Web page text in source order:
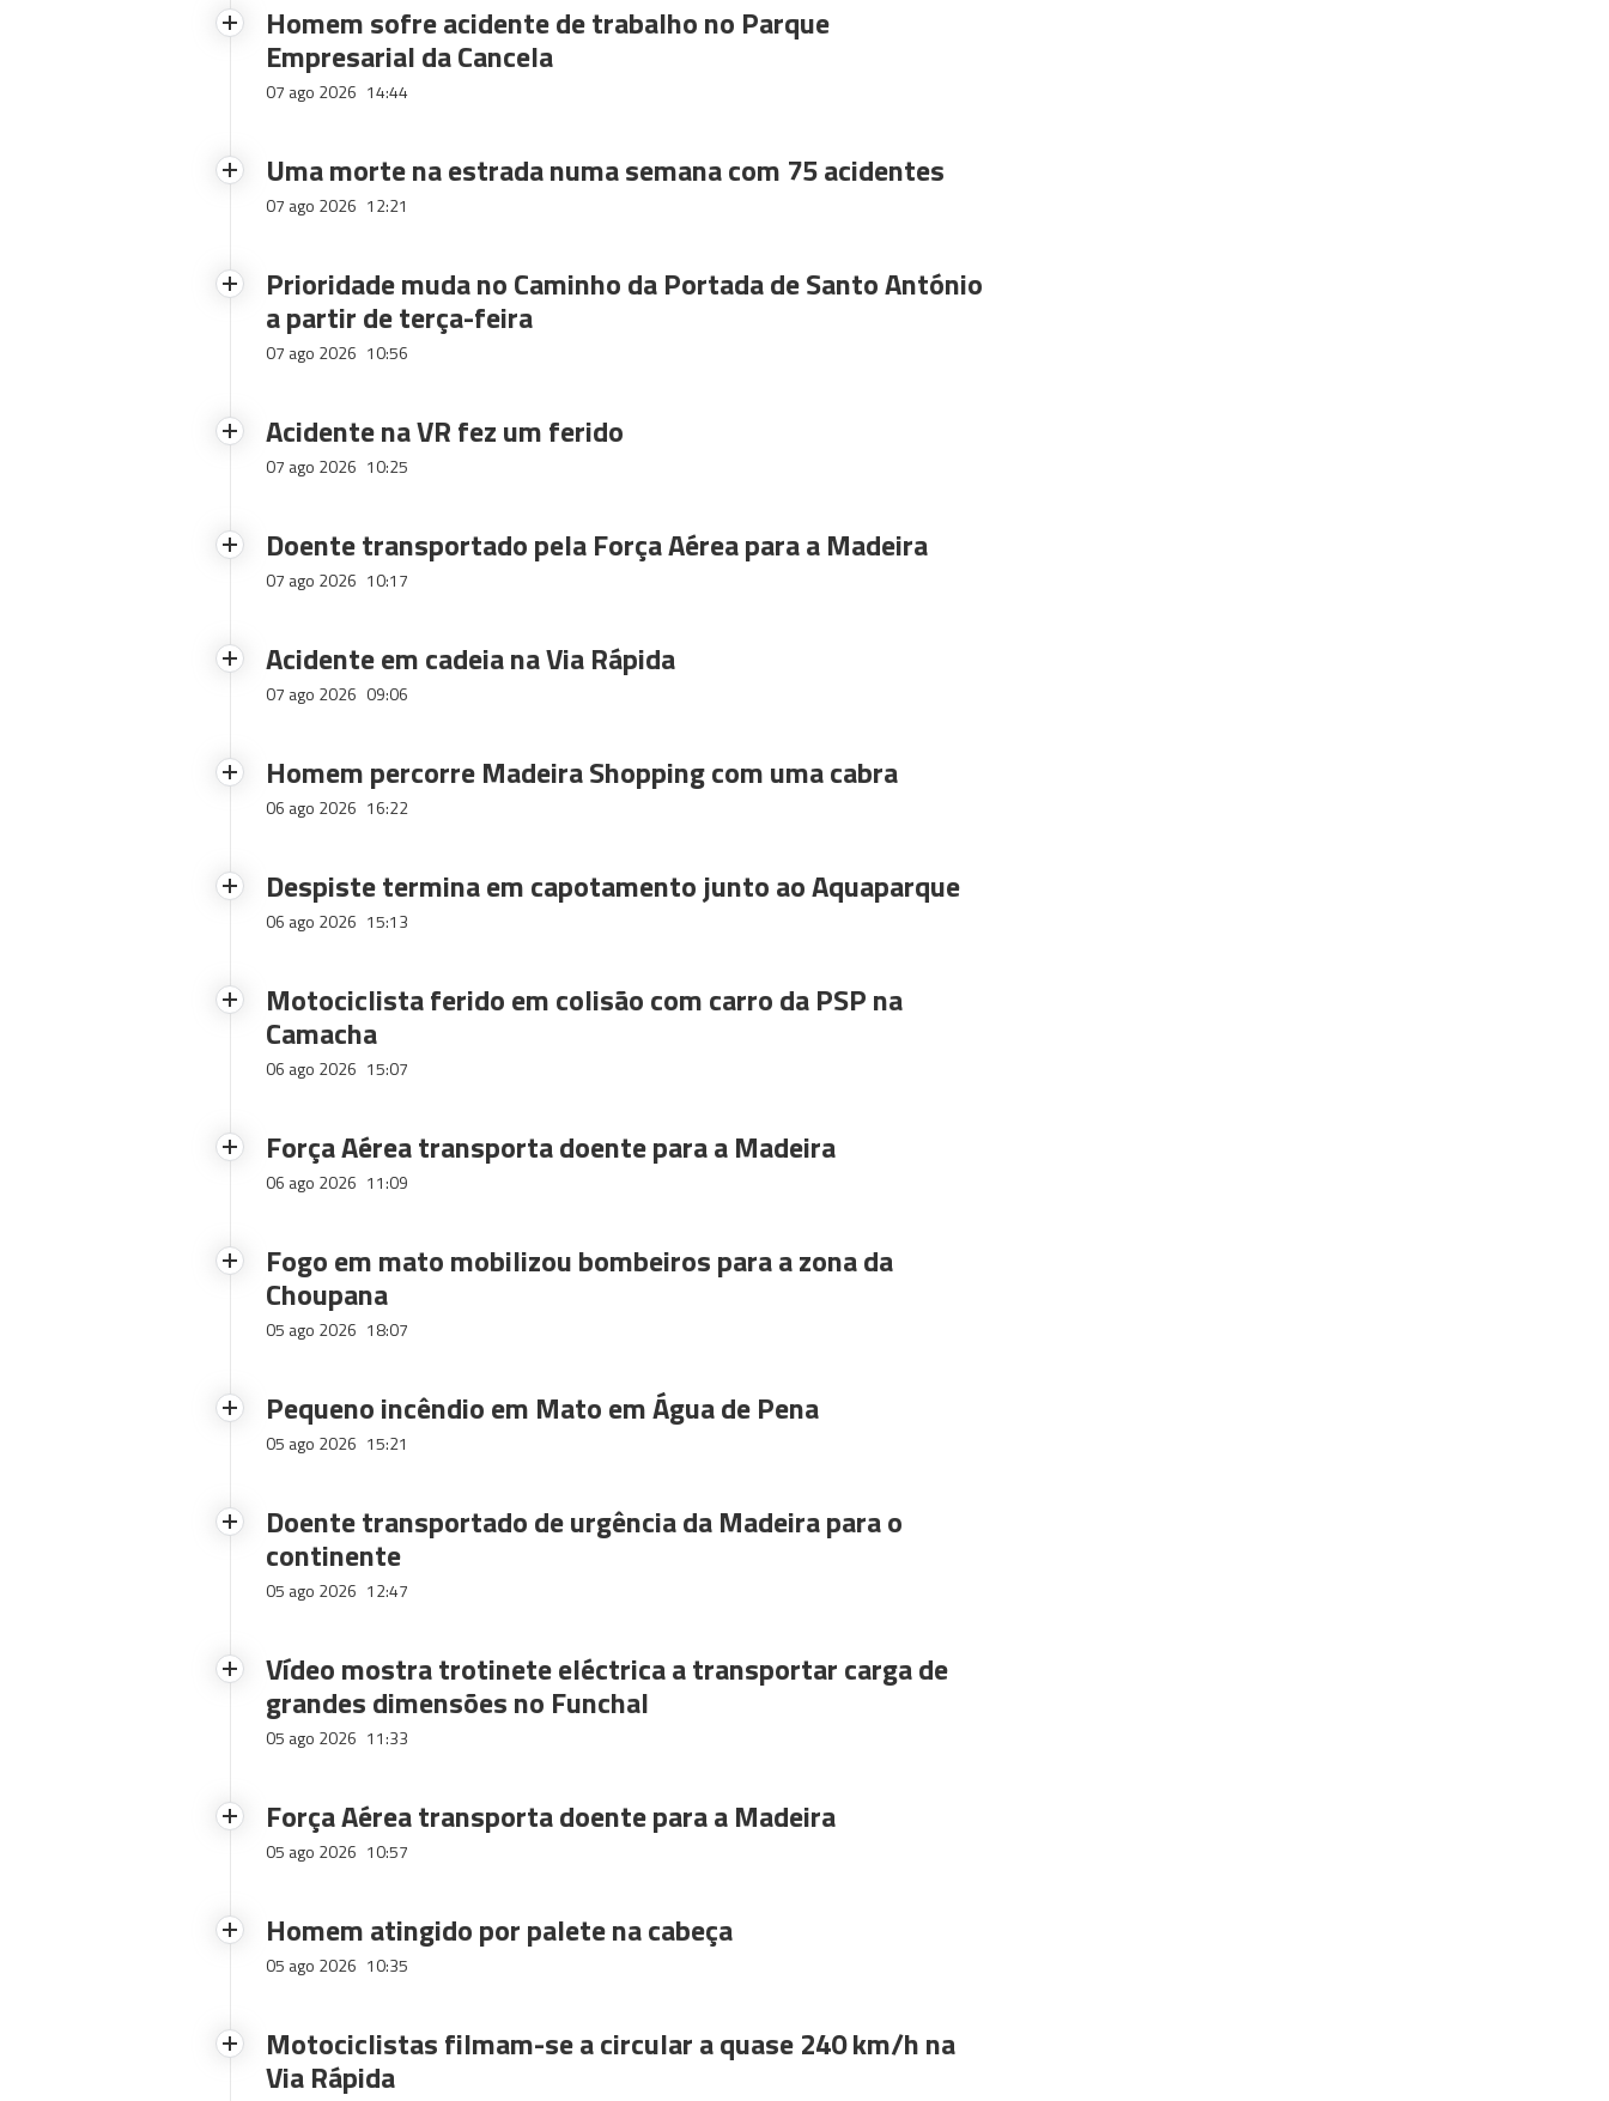
Homem sofre acidente de trabalho no Parque
Empresarial da Cancela
07 ago 2026 14:44
Uma morte na estrada numa semana com 75 acidentes
07 ago 2026 12:21
Prioridade muda no Caminho da Portada de Santo António
a partir de terça-feira
07 ago 2026 10:56
Acidente na VR fez um ferido
07 ago 2026 10:25
Doente transportado pela Força Aérea para a Madeira
07 ago 2026 10:17
Acidente em cadeia na Via Rápida
07 ago 2026 09:06
Homem percorre Madeira Shopping com uma cabra
06 ago 2026 16:22
Despiste termina em capotamento junto ao Aquaparque
06 ago 2026 15:13
Motociclista ferido em colisão com carro da PSP na
Camacha
06 ago 2026 15:07
Força Aérea transporta doente para a Madeira
06 ago 2026 11:09
Fogo em mato mobilizou bombeiros para a zona da
Choupana
05 ago 2026 18:07
Pequeno incêndio em Mato em Água de Pena
05 ago 2026 15:21
Doente transportado de urgência da Madeira para o
continente
05 ago 2026 12:47
Vídeo mostra trotinete eléctrica a transportar carga de
grandes dimensões no Funchal
05 ago 2026 11:33
Força Aérea transporta doente para a Madeira
05 ago 2026 10:57
Homem atingido por palete na cabeça
05 ago 2026 10:35
Motociclistas filmam-se a circular a quase 240 km/h na
Via Rápida